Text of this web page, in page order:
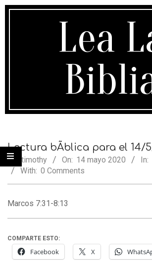
Skip
Lea
Lectura bÃ­blica para el 14/
By: timothy On: 14 mayo 2020 In:
With: 0 Comments
Marcos 7:31-8:13
COMPARTE ESTO:
Facebook X